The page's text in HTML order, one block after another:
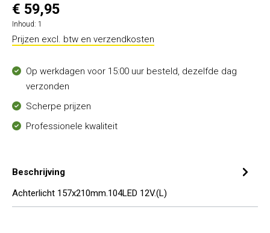
€ 59,95
Inhoud: 1
Prijzen excl. btw en verzendkosten
Op werkdagen voor 15:00 uur besteld, dezelfde dag
verzonden
Scherpe prijzen
Professionele kwaliteit
Beschrijving
Achterlicht 157x210mm.104LED 12V.(L)